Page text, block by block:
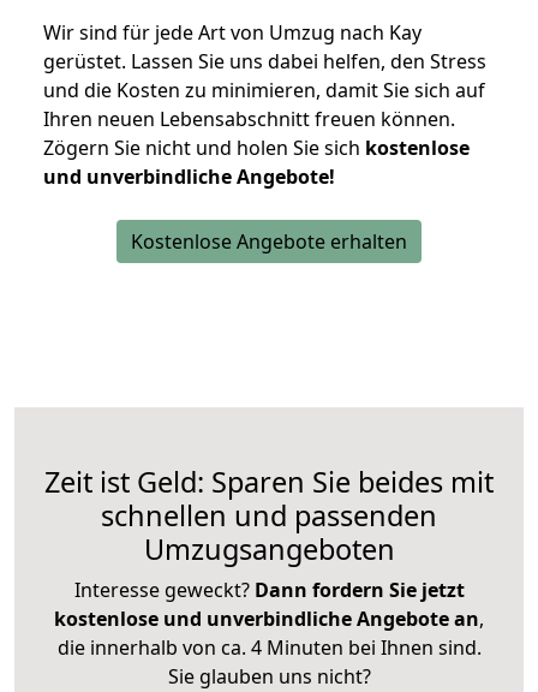
Wir sind für jede Art von Umzug nach Kay
gerüstet. Lassen Sie uns dabei helfen, den Stress
und die Kosten zu minimieren, damit Sie sich auf
Ihren neuen Lebensabschnitt freuen können.
Zögern Sie nicht und holen Sie sich kostenlose
und unverbindliche Angebote!
Kostenlose Angebote erhalten
Zeit ist Geld: Sparen Sie beides mit
schnellen und passenden
Umzugsangeboten
Interesse geweckt? Dann fordern Sie jetzt
kostenlose und unverbindliche Angebote an,
die innerhalb von ca. 4 Minuten bei Ihnen sind.
Sie glauben uns nicht?